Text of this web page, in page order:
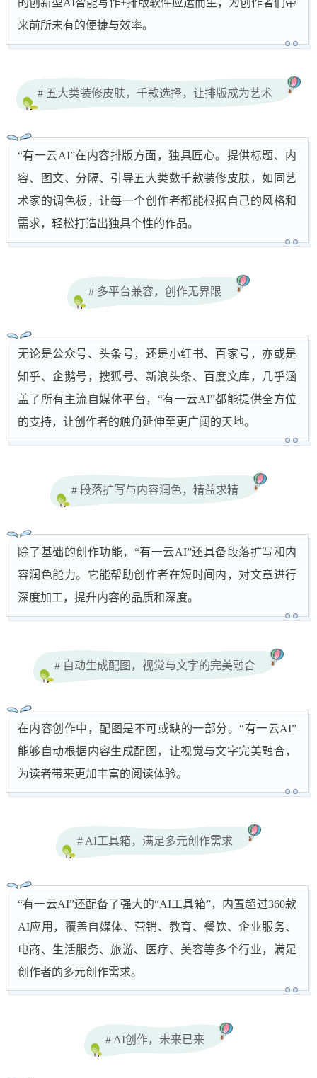
的创新型AI智能写作+排版软件应运而生，为创作者们带
来前所未有的便捷与效率。
# 五大类装修皮肤，千款选择，让排版成为艺术
“有一云AI”在内容排版方面，独具匠心。提供标题、内
容、图文、分隔、引导五大类数千款装修皮肤，如同艺
术家的调色板，让每一个创作者都能根据自己的风格和
需求，轻松打造出独具个性的作品。
# 多平台兼容，创作无界限
无论是公众号、头条号，还是小红书、百家号，亦或是
知乎、企鹅号，搜狐号、新浪头条、百度文库，几乎涵
盖了所有主流自媒体平台，“有一云AI”都能提供全方位
的支持，让创作者的触角延伸至更广阔的天地。
# 段落扩写与内容润色，精益求精
除了基础的创作功能，“有一云AI”还具备段落扩写和内
容润色能力。它能帮助创作者在短时间内，对文章进行
深度加工，提升内容的品质和深度。
# 自动生成配图，视觉与文字的完美融合
在内容创作中，配图是不可或缺的一部分。“有一云AI”
能够自动根据内容生成配图，让视觉与文字完美融合，
为读者带来更加丰富的阅读体验。
# AI工具箱，满足多元创作需求
“有一云AI”还配备了强大的“AI工具箱”，内置超过360款
AI应用，覆盖自媒体、营销、教育、餐饮、企业服务、
电商、生活服务、旅游、医疗、美容等多个行业，满足
创作者的多元创作需求。
# AI创作，未来已来